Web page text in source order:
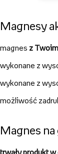
solidne,trwałe i